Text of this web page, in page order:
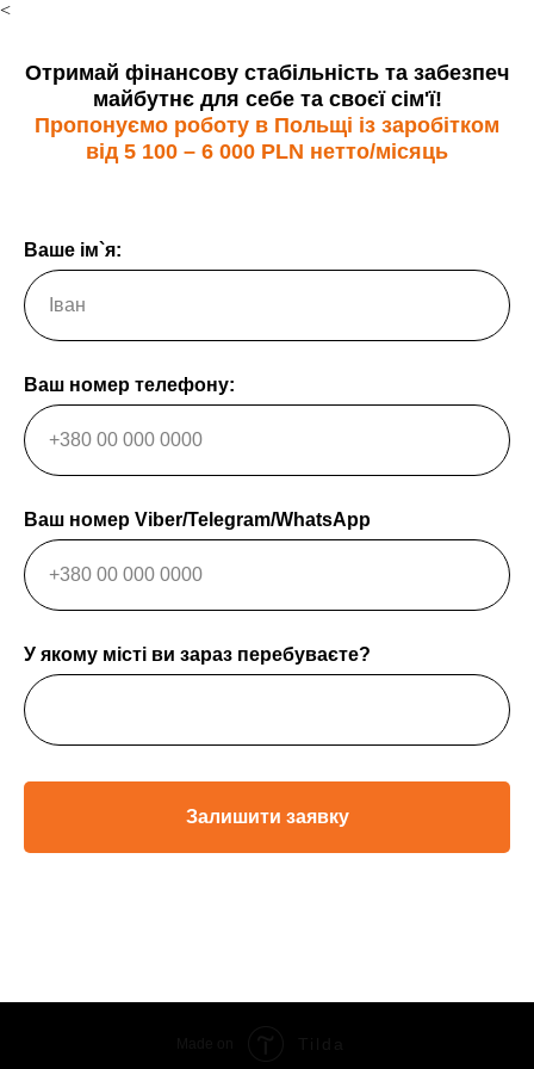
<
Отримай фінансову стабільність та забезпеч
майбутнє для себе та своєї сім'ї!
Пропонуємо роботу в Польщі із заробітком
від 5 100 – 6 000 PLN нетто/місяць
Ваше ім`я:
Ваш номер телефону:
Ваш номер Viber/Telegram/WhatsApp
У якому місті ви зараз перебуваєте?
Залишити заявку